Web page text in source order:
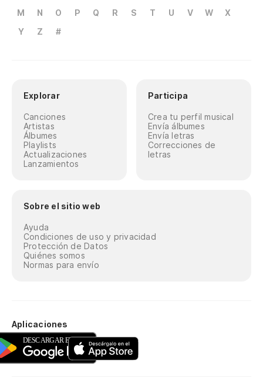
M
N O P Q R S T U V W
X
Y
Z #
Explorar
Canciones
Artistas
Álbumes
Playlists
Actualizaciones
Lanzamientos
Participa
Crea tu perfil musical
Envía álbumes
Envía letras
Correcciones de
letras
Sobre el sitio web
Ayuda
Condiciones de uso y privacidad
Protección de Datos
Quiénes somos
Normas para envío
Aplicaciones